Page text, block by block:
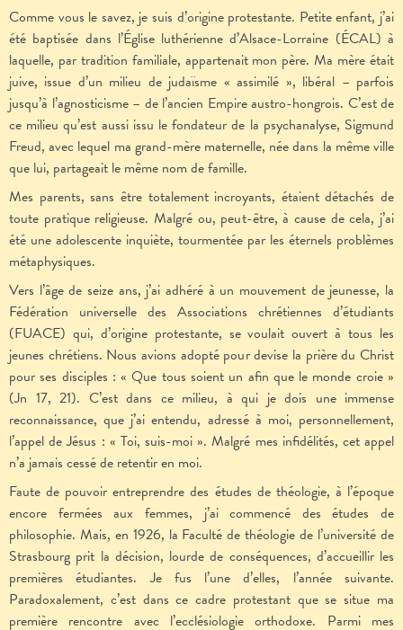
Comme vous le savez, je suis d’origine protestante. Petite enfant, j’ai
été baptisée dans l’Église luthérienne d’Alsace-Lorraine (ÉCAL) à
laquelle, par tradition familiale, appartenait mon père. Ma mère était
juive, issue d’un milieu de judaïsme « assimilé », libéral – parfois
jusqu’à l’agnosticisme – de l’ancien Empire austro-hongrois. C’est de
ce milieu qu’est aussi issu le fondateur de la psychanalyse, Sigmund
Freud, avec lequel ma grand-mère maternelle, née dans la même ville
que lui, partageait le même nom de famille.
Mes parents, sans être totalement incroyants, étaient détachés de
toute pratique religieuse. Malgré ou, peut-être, à cause de cela, j’ai
été une adolescente inquiète, tourmentée par les éternels problèmes
métaphysiques.
Vers l’âge de seize ans, j’ai adhéré à un mouvement de jeunesse, la
Fédération universelle des Associations chrétiennes d’étudiants
(FUACE) qui, d’origine protestante, se voulait ouvert à tous les
jeunes chrétiens. Nous avions adopté pour devise la prière du Christ
pour ses disciples : « Que tous soient un afin que le monde croie »
(Jn 17, 21). C’est dans ce milieu, à qui je dois une immense
reconnaissance, que j’ai entendu, adressé à moi, personnellement,
l’appel de Jésus : « Toi, suis-moi ». Malgré mes infidélités, cet appel
n’a jamais cessé de retentir en moi.
Faute de pouvoir entreprendre des études de théologie, à l’époque
encore fermées aux femmes, j’ai commencé des études de
philosophie. Mais, en 1926, la Faculté de théologie de l’université de
Strasbourg prit la décision, lourde de conséquences, d’accueillir les
premières étudiantes. Je fus l’une d’elles, l’année suivante.
Paradoxalement, c’est dans ce cadre protestant que se situe ma
première rencontre avec l’ecclésiologie orthodoxe. Parmi mes